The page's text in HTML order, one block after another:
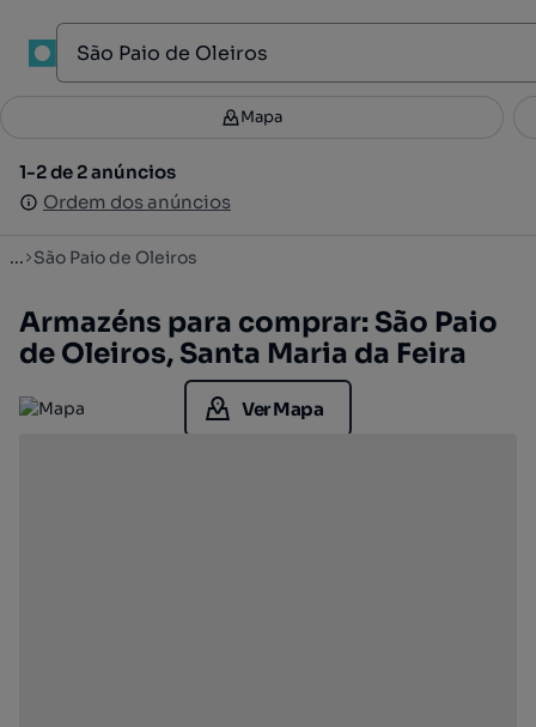
Filtros 2
1-2 de 2 anúncios
Ordem dos anúncios
Mapa
1-2 de 2 anúncios
Ordem dos anúncios
... São Paio de Oleiros
Armazéns para comprar: São Paio
de Oleiros, Santa Maria da Feira
Ver Mapa